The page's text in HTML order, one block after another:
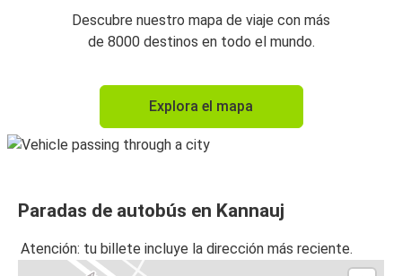
Descubre nuestro mapa de viaje con más
de 8000 destinos en todo el mundo.
Explora el mapa
Paradas de autobús en Kannauj
Atención: tu billete incluye la dirección más reciente.